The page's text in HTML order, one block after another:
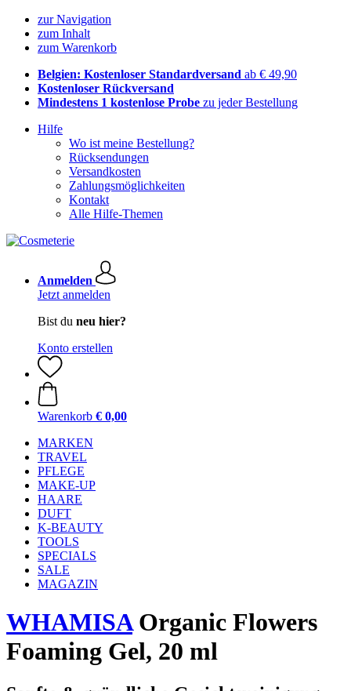
zur Navigation
zum Inhalt
zum Warenkorb
Belgien: Kostenloser Standardversand ab € 49,90
Kostenloser Rückversand
Mindestens 1 kostenlose Probe zu jeder Bestellung
Hilfe
Wo ist meine Bestellung?
Rücksendungen
Versandkosten
Zahlungsmöglichkeiten
Kontakt
Alle Hilfe-Themen
Anmelden
Jetzt anmelden
Bist du neu hier?
Konto erstellen
Warenkorb € 0,00
MARKEN
TRAVEL
PFLEGE
MAKE-UP
HAARE
DUFT
K-BEAUTY
TOOLS
SPECIALS
SALE
MAGAZIN
WHAMISAOrganic Flowers
Foaming Gel, 20 ml